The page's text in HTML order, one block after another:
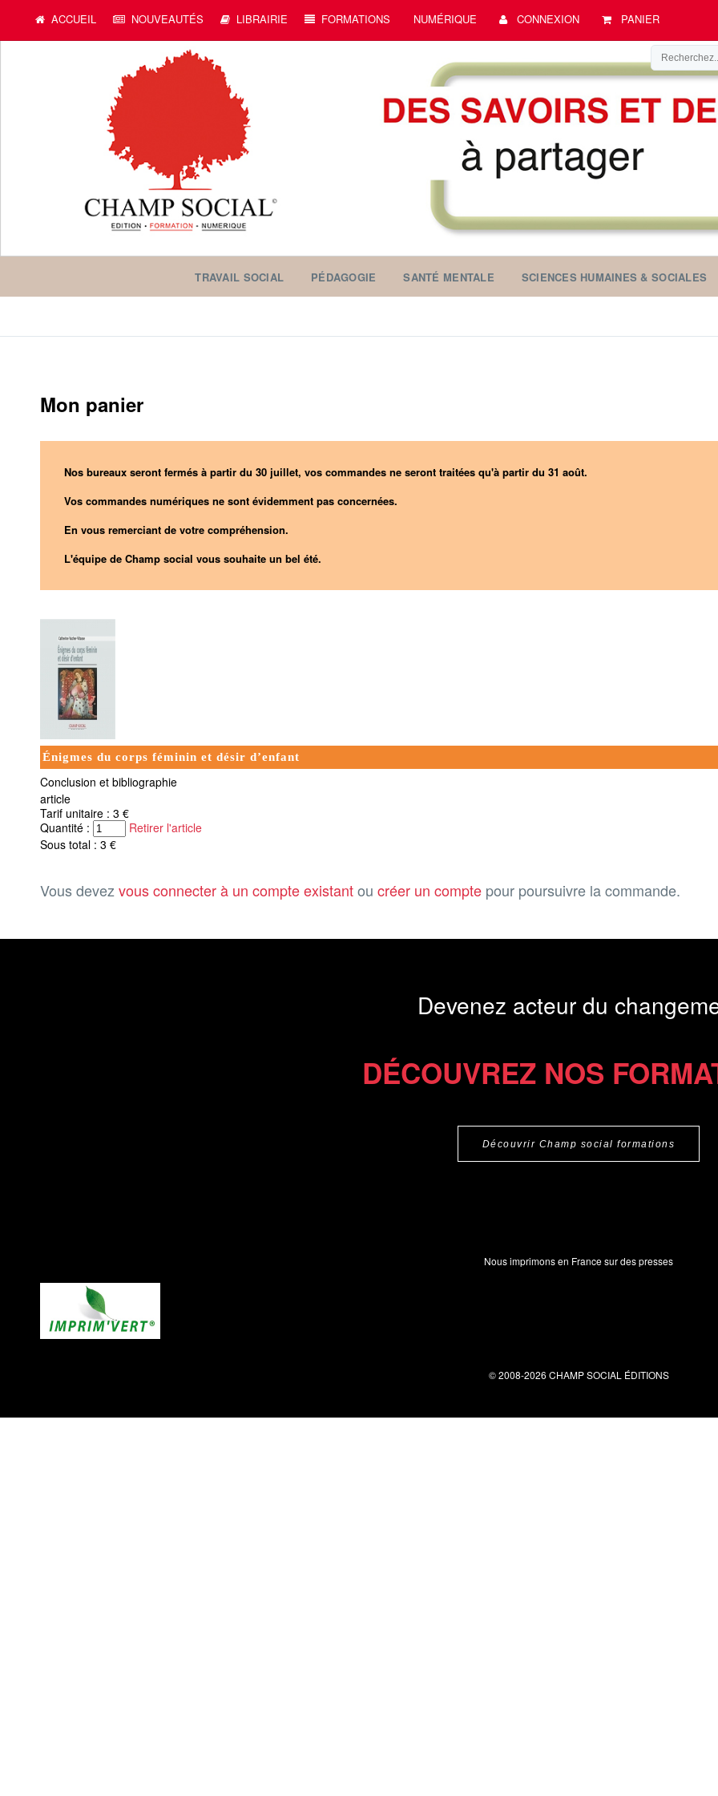
ACCUEIL NOUVEAUTÉS LIBRAIRIE FORMATIONS NUMÉRIQUE CONNEXION PANIER
TRAVAIL SOCIAL PÉDAGOGIE SANTÉ MENTALE SCIENCES HUMAINES & SOCIALES
Mon panier
Nos bureaux seront fermés à partir du 30 juillet, vos commandes ne seront traitées qu'à partir du 31 août.
Vos commandes numériques ne sont évidemment pas concernées.
En vous remerciant de votre compréhension.
L'équipe de Champ social vous souhaite un bel été.
Énigmes du corps féminin et désir d’enfant
Conclusion et bibliographie
article
Tarif unitaire : 3 €
Quantité :
Retirer l'article
Sous total : 3 €
Vous devezvous connecter à un compte existantou créer un compte pour poursuivre la commande.
Devenez acteur du
DÉCOUVREZ NOS
Découvrir Champ social formations
Nous imprimons en France sur des presses
© 2008-2026 CHAMP SOCIAL ÉDITIONS